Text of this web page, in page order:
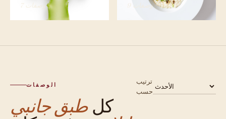
9 وصفات
الوصفات
كلطبق جانبي
ترتيب
حسب